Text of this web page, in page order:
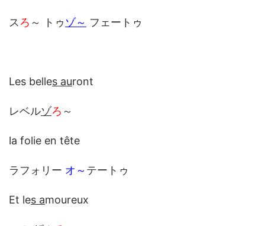
ス ろ ～ トゥゾ～ フェートゥ
Les belles auront
レベルゾろ ～
la folie en tête
ラフォリー オ～ テートゥ
Et les amoureux